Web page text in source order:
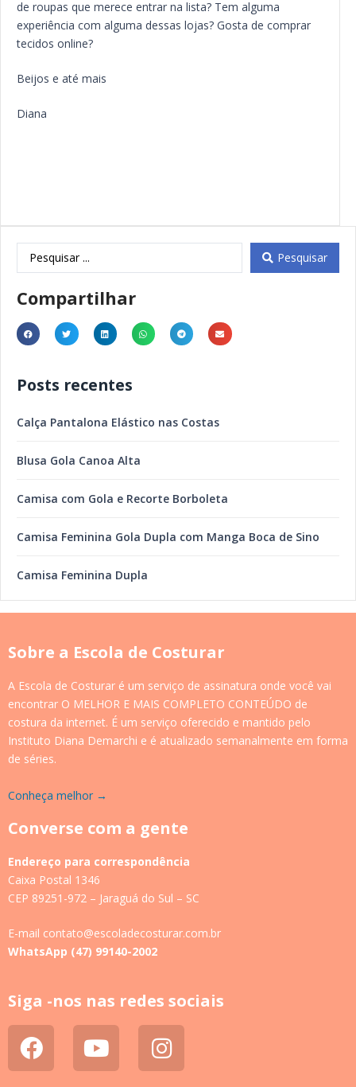
de roupas que merece entrar na lista? Tem alguma
experiência com alguma dessas lojas? Gosta de comprar
tecidos online?
Beijos e até mais
Diana
Pesquisar
Compartilhar
Posts recentes
Calça Pantalona Elástico nas Costas
Blusa Gola Canoa Alta
Camisa com Gola e Recorte Borboleta
Camisa Feminina Gola Dupla com Manga Boca de Sino
Camisa Feminina Dupla
Sobre a Escola de Costurar
A Escola de Costurar é um serviço de assinatura onde você vai
encontrar O MELHOR E MAIS COMPLETO CONTEÚDO de
costura da internet. É um serviço oferecido e mantido pelo
Instituto Diana Demarchi e é atualizado semanalmente em forma
de séries.
Conheça melhor →
Converse com a gente
Endereço para correspondência
Caixa Postal 1346
CEP 89251-972 – Jaraguá do Sul – SC
E-mail contato@escoladecosturar.com.br
WhatsApp (47) 99140-2002
Siga -nos nas redes sociais